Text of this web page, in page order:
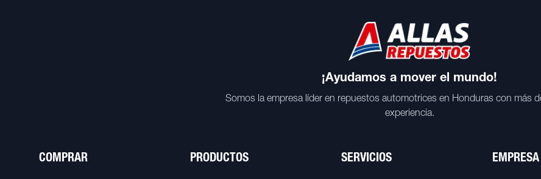
¡Ayudamos a mover el mundo!
Somos la empresa líder en repuestos automotrices en Honduras con más
experiencia.
COMPRAR PRODUCTOS SERVICIOS EMPRESA